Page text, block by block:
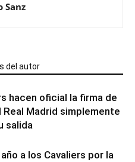
Sanz
del autor
hacen oficial la firma de
Real Madrid simplemente
salida
a los Cavaliers por la